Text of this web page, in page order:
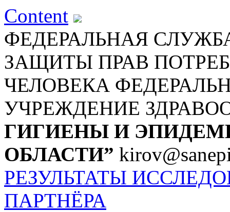
Content
ФЕДЕРАЛЬНАЯ
ЗАЩИТЫ ПРАВ
ЧЕЛОВЕКА
УЧРЕЖДЕНИЕ
ГИГИЕНЫ И
ОБЛАСТИ”
РЕЗУЛЬТАТЫ
ПАРТНЁРА